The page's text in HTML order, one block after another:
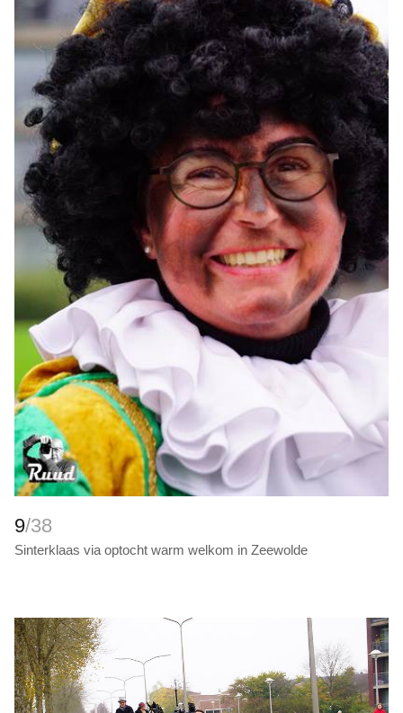
9/38
Sinterklaas via optocht warm welkom in Zeewolde